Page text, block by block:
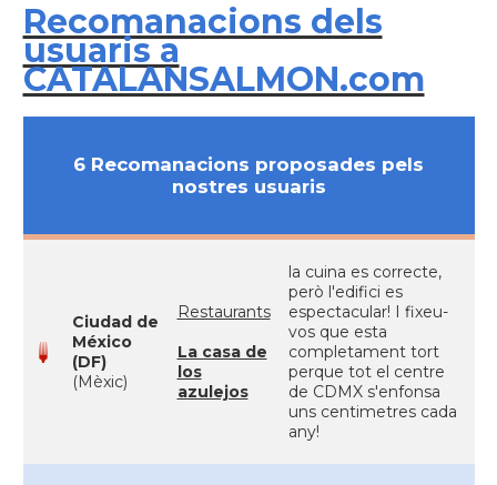
Recomanacions dels
usuaris a
CATALANSALMON.com
6 Recomanacions proposades pels
nostres usuaris
Ciudad de
México
(DF)
(Mèxic)
Restaurants
La casa de
los
azulejos
la cuina es correcte,
però l'edifici es
espectacular! I fixeu-
vos que esta
completament tort
perque tot el centre
de CDMX s'enfonsa
uns centimetres cada
any!